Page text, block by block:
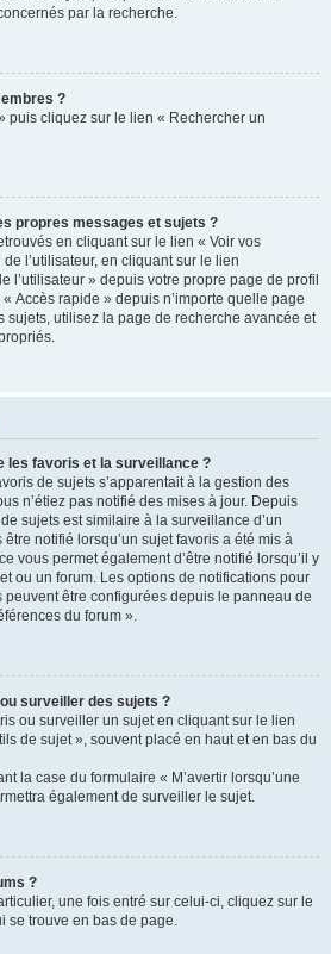
par la recherche.
?
puis cliquez sur le lien « Rechercher un
propres messages et sujets ?
en cliquant sur le lien « Voir vos
l’utilisateur, en cliquant sur le lien
l’utilisateur » depuis votre propre page de profil
Accès rapide » depuis n’importe quelle page
sujets, utilisez la page de recherche avancée et
les favoris et la surveillance ?
de sujets s’apparentait à la gestion des
n’étiez pas notifié des mises à jour. Depuis
sujets est similaire à la surveillance d’un
notifié lorsqu’un sujet favoris a été mis à
vous permet également d’être notifié lorsqu’il y
ou un forum. Les options de notifications pour
peuvent être configurées depuis le panneau de
du forum ».
surveiller des sujets ?
ou surveiller un sujet en cliquant sur le lien
de sujet », souvent placé en haut et en bas du
la case du formulaire « M’avertir lorsqu’une
également de surveiller le sujet.
?
une fois entré sur celui-ci, cliquez sur le
se trouve en bas de page.